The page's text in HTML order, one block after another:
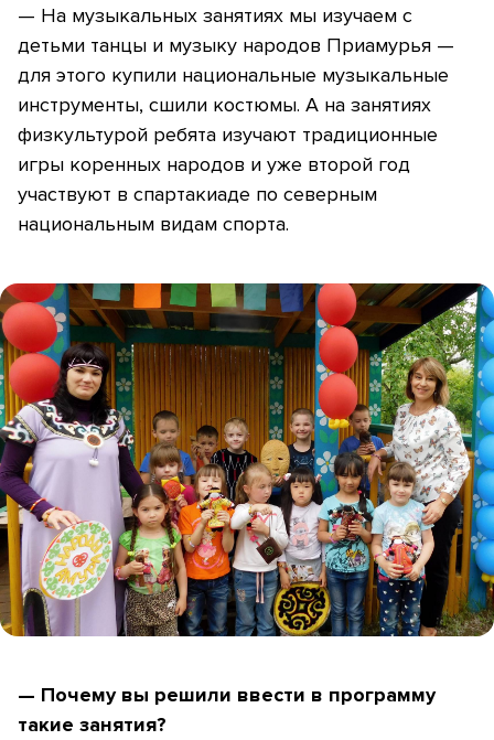
— На музыкальных занятиях мы изучаем с
детьми танцы и музыку народов Приамурья —
для этого купили национальные музыкальные
инструменты, сшили костюмы. А на занятиях
физкультурой ребята изучают традиционные
игры коренных народов и уже второй год
участвуют в спартакиаде по северным
национальным видам спорта.
— Почему вы решили ввести в программу
такие занятия?